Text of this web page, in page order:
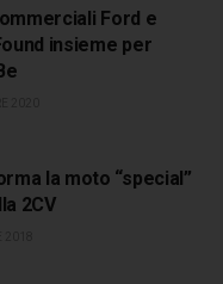
Ford e
insieme per
la moto “special”
2CV